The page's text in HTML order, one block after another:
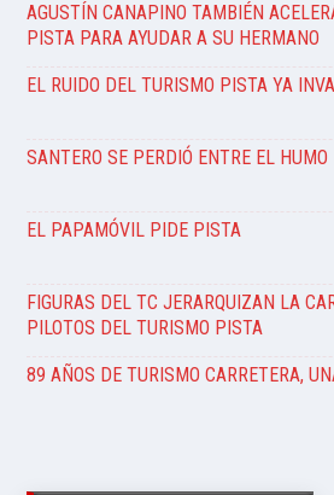
AGUSTÍN CANAPINO TAMBIÉN
PISTA PARA AYUDAR A SU HERMANO
EL RUIDO DEL TURISMO PISTA YA
SANTERO SE PERDIÓ ENTRE EL HUMO
EL PAPAMÓVIL PIDE PISTA
FIGURAS DEL TC JERARQUIZAN LA
PILOTOS DEL TURISMO PISTA
89 AÑOS DE TURISMO CARRETERA,